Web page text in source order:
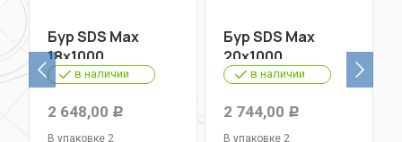
Бур SDS Max
18х1000
в наличии
2 648,00 Р
В упаковке 2
Бур SDS Max
20х1000
в наличии
2 744,00 Р
В упаковке 2